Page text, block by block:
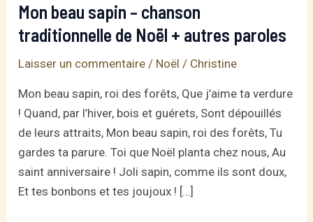
Mon beau sapin – chanson
traditionnelle de Noël + autres paroles
Laisser un commentaire / Noël / Christine
Mon beau sapin, roi des forêts, Que j’aime ta verdure
! Quand, par l’hiver, bois et guérets, Sont dépouillés
de leurs attraits, Mon beau sapin, roi des forêts, Tu
gardes ta parure. Toi que Noël planta chez nous, Au
saint anniversaire ! Joli sapin, comme ils sont doux,
Et tes bonbons et tes joujoux ! […]